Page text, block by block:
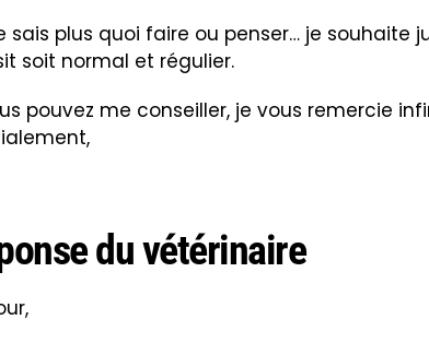
sais plus quoi faire ou penser… je souhaite
soit normal et régulier.
pouvez me conseiller, je vous remercie
du vétérinaire